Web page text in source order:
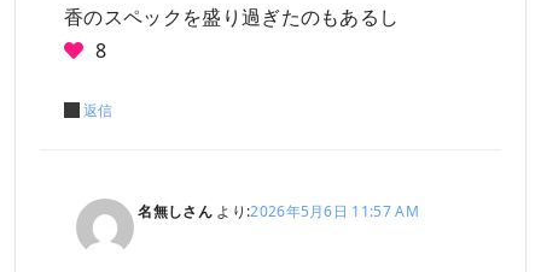
香のスペックを盛り過ぎたのもあるし
8
返信
名無しさん より:2026年5月6日 11:57 AM